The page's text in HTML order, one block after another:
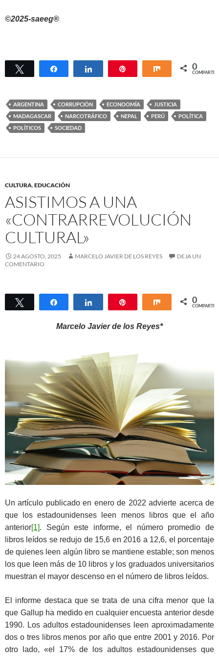
©2025-saeeg®
Twittear Compartir Compartir Compartir
0
COMPARTIR
ARGENTINA CORRUPCIÓN ECONOOMÍA
JUSTICIA
MADAGASCAR
NARCOTRÁFICO NEPAL PERÚ
POLÍTICA
POLÍTICOS
SOCIEDAD
CULTURA,EDUCACIÓN
ASISTIMOS A UNA
«CONTRARREVOLUCIÓN
CULTURAL»
24 AGOSTO, 2025 MARCELO JAVIER DE LOS REYES
DEJA UN
COMENTARIO
Twittear Compartir Compartir Compartir
0
COMPARTIR
Marcelo Javier de los Reyes*
Un artículo publicado en enero de 2022 advierte acerca de
que los estadounidenses leen menos libros que el año
anterior[1]. Según este informe, el número promedio de
libros leídos se redujo de 15,6 en 2016 a 12,6, el porcentaje
de quienes leen algún libro se mantiene estable; son menos
los que leen más de 10 libros y los graduados universitarios
muestran el mayor descenso en el número de libros leídos.
El informe destaca que se trata de una cifra menor que la
que Gallup ha medido en cualquier encuesta anterior desde
1990. Los adultos estadounidenses leen aproximadamente
dos o tres libros menos por año que entre 2001 y 2016. Por
otro lado, «el 17% de los adultos estadounidenses que